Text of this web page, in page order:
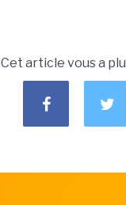
Cet article vous a